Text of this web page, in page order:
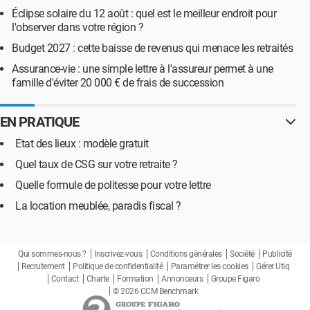
Éclipse solaire du 12 août : quel est le meilleur endroit pour
l'observer dans votre région ?
Budget 2027 : cette baisse de revenus qui menace les retraités
Assurance-vie : une simple lettre à l'assureur permet à une
famille d'éviter 20 000 € de frais de succession
EN PRATIQUE
Etat des lieux : modèle gratuit
Quel taux de CSG sur votre retraite ?
Quelle formule de politesse pour votre lettre
La location meublée, paradis fiscal ?
Qui sommes-nous ? Inscrivez-vous Conditions générales Société
Publicité
Recrutement
Politique de confidentialité Paramétrer les cookies
Gérer Utiq
Contact
Charte Formation Annonceurs
Groupe Figaro
© 2026 CCM Benchmark